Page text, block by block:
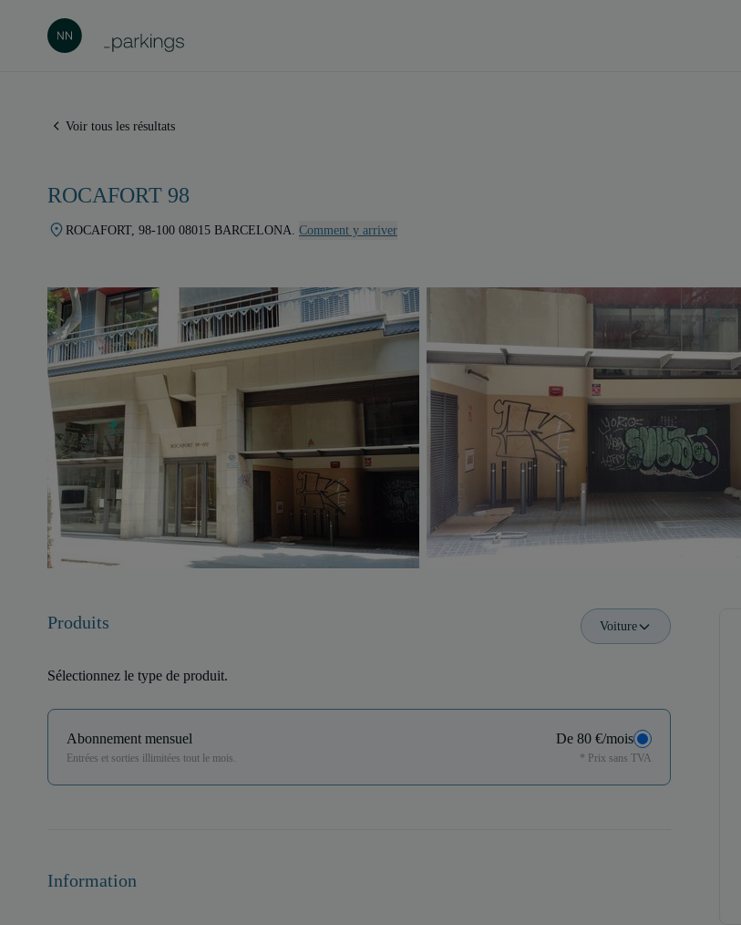
Voir tous les résultats
ROCAFORT 98
ROCAFORT, 98-100 08015 BARCELONA. Comment y arriver
Produits
Sélectionnez le type de produit.
Voiture
Abonnement mensuel
Entrées et sorties illimitées tout le mois.
De 80 €/mois
* Prix sans TVA
Information